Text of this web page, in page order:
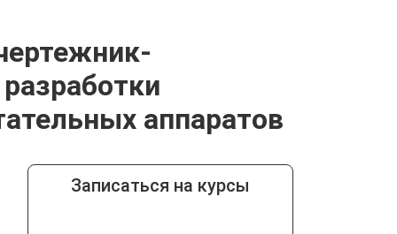
аппаратов
Записаться на курсы